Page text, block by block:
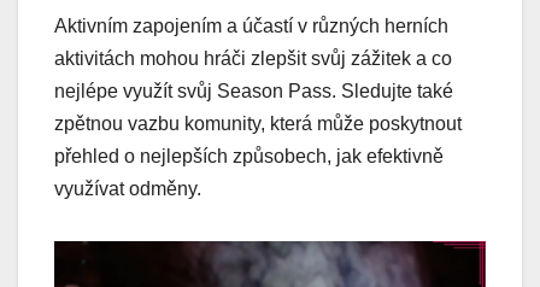
Aktivním zapojením a účastí v různých herních
aktivitách mohou hráči zlepšit svůj zážitek a co
nejlépe využít svůj Season Pass. Sledujte také
zpětnou vazbu komunity, která může poskytnout
přehled o nejlepších způsobech, jak efektivně
využívat odměny.